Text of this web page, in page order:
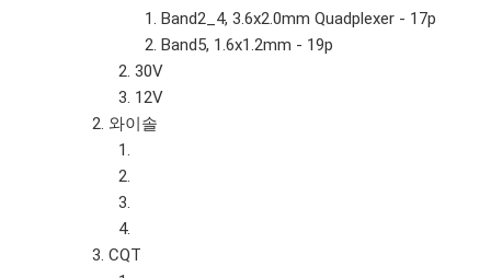
Band2_4, 3.6x2.0mm Quadplexer - 17p
Band5, 1.6x1.2mm - 19p
30V
12V
와이솔
CQT